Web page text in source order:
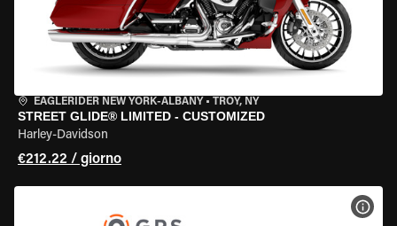
EAGLERIDER NEW YORK-ALBANY • TROY, NY
STREET GLIDE® LIMITED - CUSTOMIZED
Harley-Davidson
€212.22 / giorno